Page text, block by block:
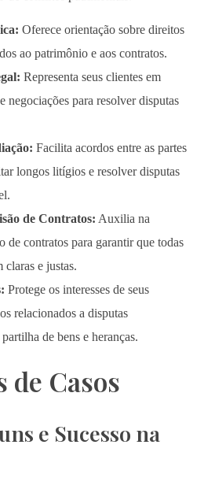
Oferece orientação sobre direitos
ao patrimônio e aos contratos.
Representa seus clientes em
negociações para resolver disputas
Facilita acordos entre as partes
longos litígios e resolver disputas
de Contratos: Auxilia na
de contratos para garantir que todas
claras e justas.
Protege os interesses de seus
relacionados a disputas
de bens e heranças.
de Casos
e Sucesso na